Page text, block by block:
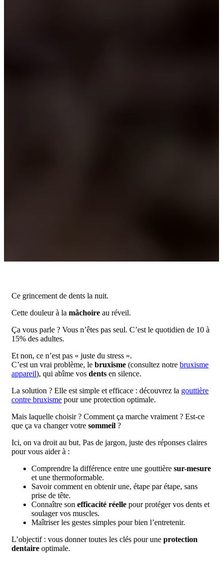
Ce grincement de dents la nuit.
Cette douleur à la mâchoire au réveil.
Ça vous parle ? Vous n’êtes pas seul. C’est le quotidien de 10 à
15% des adultes.
Et non, ce n’est pas « juste du stress ».
C’est un vrai problème, le bruxisme (consultez notre bruxisme
appareil), qui abîme vos dents en silence.
La solution ? Elle est simple et efficace : découvrez la gouttière
contre bruxisme pour une protection optimale.
Mais laquelle choisir ? Comment ça marche vraiment ? Est-ce
que ça va changer votre sommeil ?
Ici, on va droit au but. Pas de jargon, juste des réponses claires
pour vous aider à :
Comprendre la différence entre une gouttière sur-mesure
et une thermoformable.
Savoir comment en obtenir une, étape par étape, sans
prise de tête.
Connaître son efficacité réelle pour protéger vos dents et
soulager vos muscles.
Maîtriser les gestes simples pour bien l’entretenir.
L’objectif : vous donner toutes les clés pour une protection
dentaire optimale.